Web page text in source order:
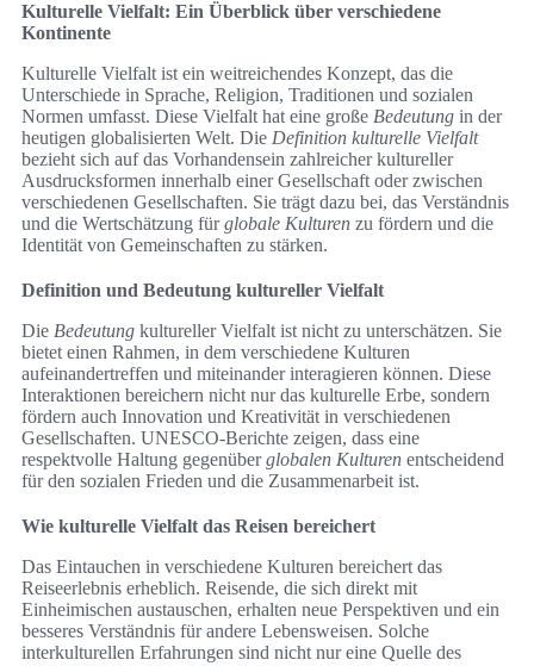
Kulturelle Vielfalt: Ein Überblick über verschiedene
Kontinente
Kulturelle Vielfalt ist ein weitreichendes Konzept, das die
Unterschiede in Sprache, Religion, Traditionen und sozialen
Normen umfasst. Diese Vielfalt hat eine große Bedeutung in der
heutigen globalisierten Welt. Die Definition kulturelle Vielfalt
bezieht sich auf das Vorhandensein zahlreicher kultureller
Ausdrucksformen innerhalb einer Gesellschaft oder zwischen
verschiedenen Gesellschaften. Sie trägt dazu bei, das Verständnis
und die Wertschätzung fürglobale Kulturen zu fördern und die
Identität von Gemeinschaften zu stärken.
Definition und Bedeutung kultureller Vielfalt
Die Bedeutung kultureller Vielfalt ist nicht zu unterschätzen. Sie
bietet einen Rahmen, in dem verschiedene Kulturen
aufeinandertreffen und miteinander interagieren können. Diese
Interaktionen bereichern nicht nur das kulturelle Erbe, sondern
fördern auch Innovation und Kreativität in verschiedenen
Gesellschaften. UNESCO-Berichte zeigen, dass eine
respektvolle Haltung gegenüberglobalen Kulturen entscheidend
für den sozialen Frieden und die Zusammenarbeit ist.
Wie kulturelle Vielfalt das Reisen bereichert
Das Eintauchen in verschiedene Kulturen bereichert das
Reiseerlebnis erheblich. Reisende, die sich direkt mit
Einheimischen austauschen, erhalten neue Perspektiven und ein
besseres Verständnis für andere Lebensweisen. Solche
interkulturellen Erfahrungen sind nicht nur eine Quelle des